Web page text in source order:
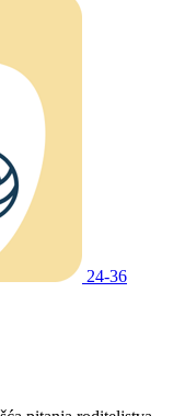
24-36